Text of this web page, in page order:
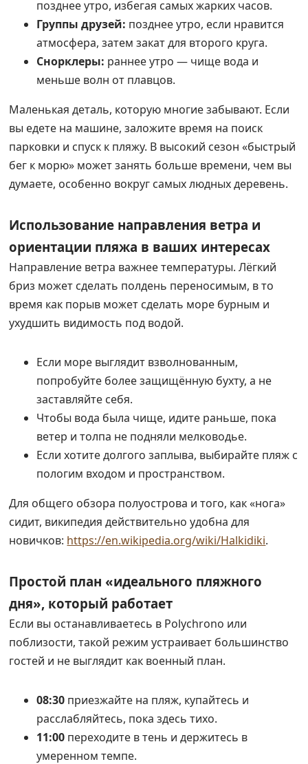
позднее утро, избегая самых жарких часов.
Группы друзей: позднее утро, если нравится
атмосфера, затем закат для второго круга.
Снорклеры: раннее утро — чище вода и
меньше волн от плавцов.
Маленькая деталь, которую многие забывают. Если
вы едете на машине, заложите время на поиск
парковки и спуск к пляжу. В высокий сезон «быстрый
бег к морю» может занять больше времени, чем вы
думаете, особенно вокруг самых людных деревень.
Использование направления ветра и
ориентации пляжа в ваших интересах
Направление ветра важнее температуры. Лёгкий
бриз может сделать полдень переносимым, в то
время как порыв может сделать море бурным и
ухудшить видимость под водой.
Если море выглядит взволнованным,
попробуйте более защищённую бухту, а не
заставляйте себя.
Чтобы вода была чище, идите раньше, пока
ветер и толпа не подняли мелководье.
Если хотите долгого заплыва, выбирайте пляж с
пологим входом и пространством.
Для общего обзора полуострова и того, как «нога»
сидит, википедия действительно удобна для
новичков: https://en.wikipedia.org/wiki/Halkidiki.
Простой план «идеального пляжного
дня», который работает
Если вы останавливаетесь в Polychrono или
поблизости, такой режим устраивает большинство
гостей и не выглядит как военный план.
08:30 приезжайте на пляж, купайтесь и
расслабляйтесь, пока здесь тихо.
11:00 переходите в тень и держитесь в
умеренном темпе.